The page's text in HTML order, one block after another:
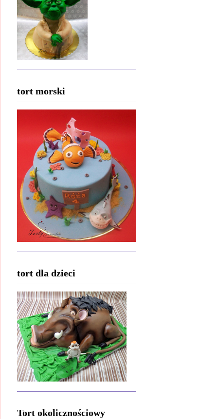
tort morski
tort dla dzieci
Tort okolicznościowy